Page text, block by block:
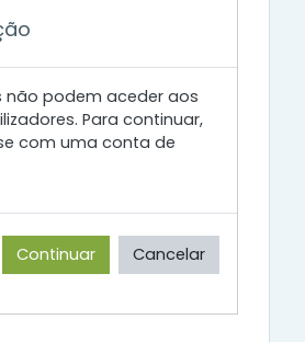
não podem aceder aos
Para continuar,
com uma conta de
Continuar Cancelar